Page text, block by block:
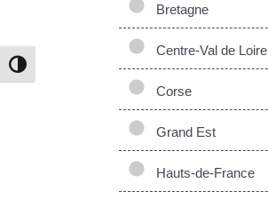
Passer en contraste élevé
Bretagne
Centre-Val de Loire
Corse
Grand Est
Hauts-de-France